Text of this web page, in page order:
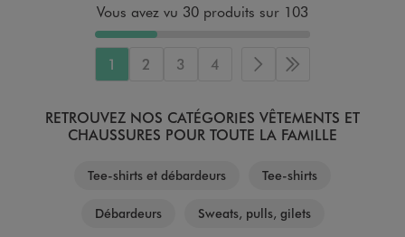
Vous avez vu 30 produits sur 103
1 2 3 4 Page suivante
Dernière page
RETROUVEZ NOS CATÉGORIES VÊTEMENTS ET
CHAUSSURES POUR TOUTE LA FAMILLE
Tee-shirts et débardeurs Tee-shirts
Débardeurs Sweats, pulls, gilets